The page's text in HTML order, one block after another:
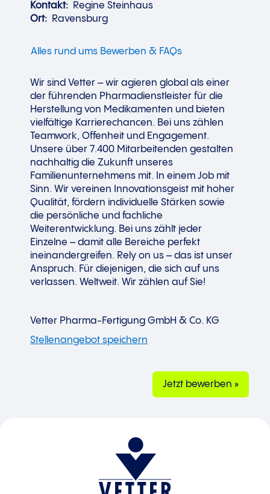
Kontakt: Regine Steinhaus
Ort: Ravensburg
Alles rund ums Bewerben & FAQs
Wir sind Vetter – wir agieren global als einer
der führenden Pharmadienstleister für die
Herstellung von Medikamenten und bieten
vielfältige Karrierechancen. Bei uns zählen
Teamwork, Offenheit und Engagement.
Unsere über 7.400 Mitarbeitenden gestalten
nachhaltig die Zukunft unseres
Familienunternehmens mit. In einem Job mit
Sinn. Wir vereinen Innovationsgeist mit hoher
Qualität, fördern individuelle Stärken sowie
die persönliche und fachliche
Weiterentwicklung. Bei uns zählt jeder
Einzelne – damit alle Bereiche perfekt
ineinandergreifen. Rely on us – das ist unser
Anspruch. Für diejenigen, die sich auf uns
verlassen. Weltweit. Wir zählen auf Sie!
Vetter Pharma-Fertigung GmbH & Co. KG
Jetzt bewerben »